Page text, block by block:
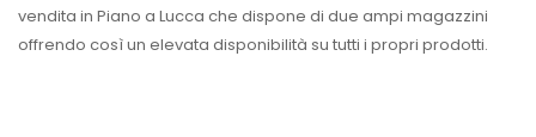
vendita in Piano a Lucca che dispone di due ampi magazzini
offrendo così un elevata disponibilità su tutti i propri prodotti.